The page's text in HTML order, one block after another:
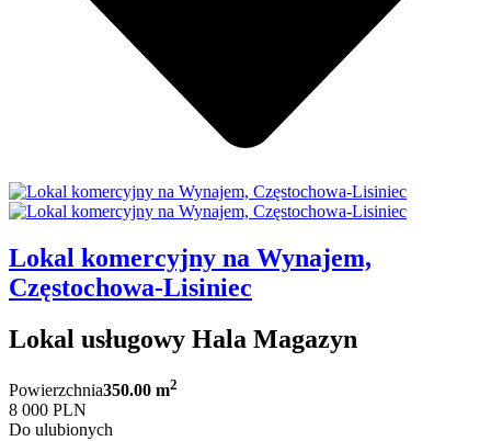
Lokal komercyjny na Wynajem,
Częstochowa-Lisiniec
Lokal usługowy Hala Magazyn
Powierzchnia350.00 m2
8 000 PLN
Do ulubionych